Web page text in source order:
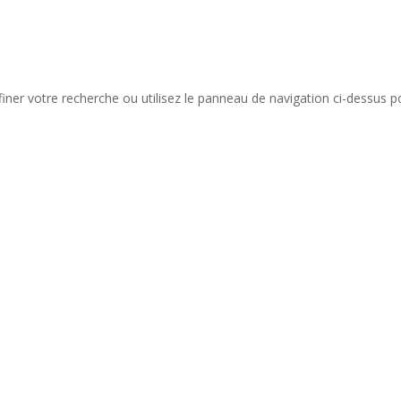
votre recherche ou utilisez le panneau de navigation ci-dessus